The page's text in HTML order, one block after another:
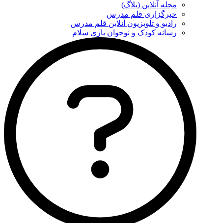
مجله آنلاین (بلاگ)
خبرگزاری قلم مدرس
رادیو و تلویزیون آنلاین قلم مدرس
رسانه کودک و نوجوان بازی سلام